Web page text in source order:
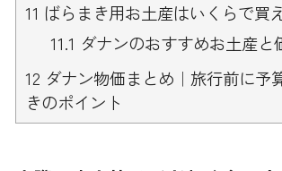
11 ばらまき用お土産はいくらで買
11.1 ダナンのおすすめお土産と
12 ダナン物価まとめ｜旅行前に予
きのポイント